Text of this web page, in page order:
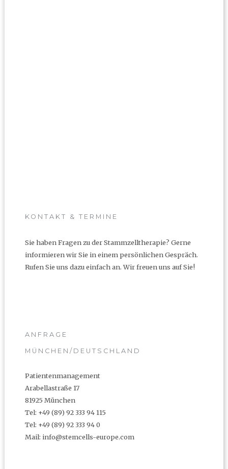
KONTAKT & TERMINE
Sie haben Fragen zu der Stammzelltherapie? Gerne
informieren wir Sie in einem persönlichen Gespräch.
Rufen Sie uns dazu einfach an. Wir freuen uns auf Sie!
ANFRAGE
MÜNCHEN/DEUTSCHLAND
Patientenmanagement
Arabellastraße 17
81925 München
Tel: +49 (89) 92 333 94 115
Tel: +49 (89) 92 333 94 0
Mail: info@stemcells-europe.com